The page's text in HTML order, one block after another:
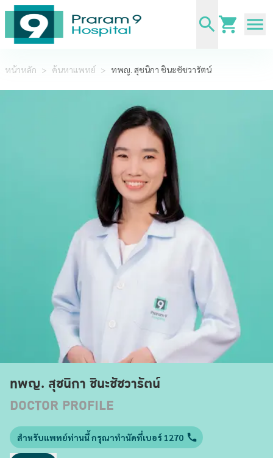
หน้าหลัก > ค้นหาแพทย์ > ทพญ. สุชนิกา ชินะชัชวารัตน์
ทพญ. สุชนิกา ชินะชัชวารัตน์
DOCTOR PROFILE
สำหรับแพทย์ท่านนี้ กรุณาทำนัดที่เบอร์ 1270